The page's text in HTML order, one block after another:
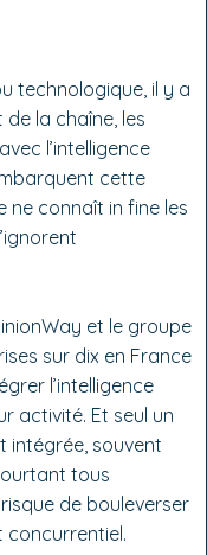
technologique, il y a
la chaîne, les
l’intelligence
cette
ne connaît in fine les
et le groupe
sur dix en France
l’intelligence
activité. Et seul un
intégrée, souvent
tous
de bouleverser
concurrentiel.